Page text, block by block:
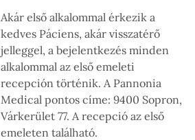
Akár első alkalommal érkezik a
kedves Páciens, akár visszatérő
jelleggel, a bejelentkezés minden
alkalommal az első emeleti
recepción történik. A Pannonia
Medical pontos címe: 9400 Sopron,
Várkerület 77. A recepció az első
emeleten található.